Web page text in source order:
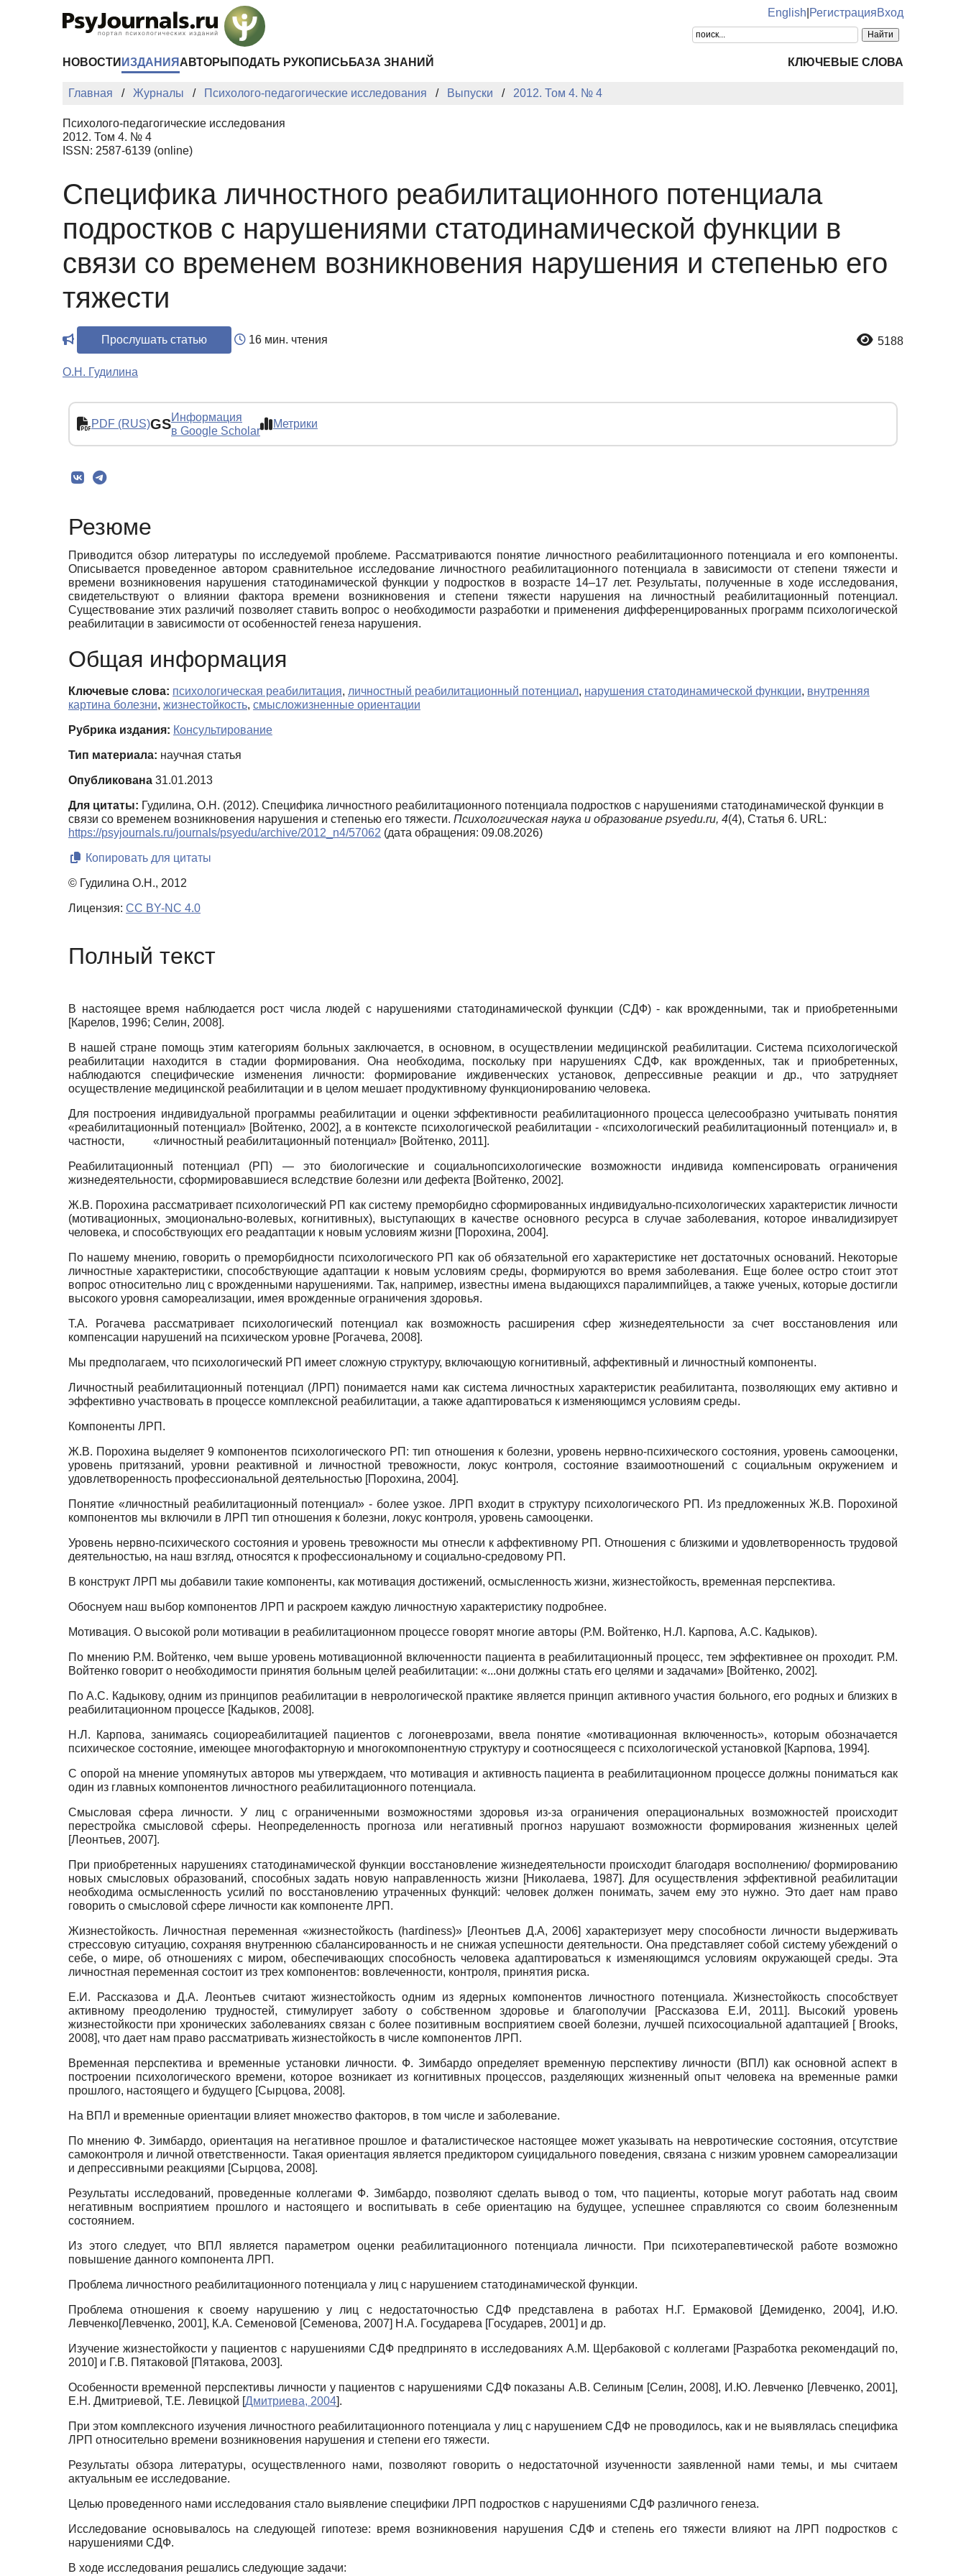
English РегистрацияВход
НОВОСТИ ИЗДАНИЯ АВТОРЫ ПОДАТЬ РУКОПИСЬ БАЗА ЗНАНИЙ КЛЮЧЕВЫЕ СЛОВА
Главная Журналы Психолого-педагогические исследования Выпуски 2012. Том 4. № 4
Психолого-педагогические исследования
2012. Том 4. № 4
ISSN: 2587-6139 (online)
Специфика личностного реабилитационного потенциала
подростков с нарушениями статодинамической функции в
связи со временем возникновения нарушения и степенью его
тяжести
Прослушать статью 16 мин. чтения 5188
О.Н. Гудилина
PDF (RUS)GSИнформация
в Google Scholar
Метрики
Резюме
Приводится обзор литературы по исследуемой проблеме. Рассматриваются понятие личностного реабилитационного потенциала и его компоненты.
Описывается проведенное автором сравнительное исследование личностного реабилитационного потенциала в зависимости от степени тяжести и
времени возникновения нарушения статодинамической функции у подростков в возрасте 14–17 лет. Результаты, полученные в ходе исследования,
свидетельствуют о влиянии фактора времени возникновения и степени тяжести нарушения на личностный реабилитационный потенциал.
Существование этих различий позволяет ставить вопрос о необходимости разработки и применения дифференцированных программ психологической
реабилитации в зависимости от особенностей генеза нарушения.
Общая информация
Ключевые слова: психологическая реабилитация, личностный реабилитационный потенциал, нарушения статодинамической функции, внутренняя
картина болезни, жизнестойкость, смысложизненные ориентации
Рубрика издания: Консультирование
Тип материала: научная статья
Опубликована 31.01.2013
Для цитаты: Гудилина, О.Н. (2012). Специфика личностного реабилитационного потенциала подростков с нарушениями статодинамической функции в
связи со временем возникновения нарушения и степенью его тяжести. Психологическая наука и образование psyedu.ru, 4(4), Статья 6. URL:
https://psyjournals.ru/journals/psyedu/archive/2012_n4/57062 (дата обращения: 09.08.2026)
Копировать для цитаты
© Гудилина О.Н., 2012
Лицензия: CC BY-NC 4.0
Полный текст
В настоящее время наблюдается рост числа людей с нарушениями статодинамической функции (СДФ) - как врожденными, так и приобретенными
[Карелов, 1996; Селин, 2008].
В нашей стране помощь этим категориям больных заключается, в основном, в осуществлении медицинской реабилитации. Система психологической
реабилитации находится в стадии формирования. Она необходима, поскольку при нарушениях СДФ, как врожденных, так и приобретенных,
наблюдаются специфические изменения личности: формирование иждивенческих установок, депрессивные реакции и др., что затрудняет
осуществление медицинской реабилитации и в целом мешает продуктивному функционированию человека.
Для построения индивидуальной программы реабилитации и оценки эффективности реабилитационного процесса целесообразно учитывать понятия
«реабилитационный потенциал» [Войтенко, 2002], а в контексте психологической реабилитации - «психологический реабилитационный потенциал» и, в
частности, «личностный реабилитационный потенциал» [Войтенко, 2011].
Реабилитационный потенциал (РП) — это биологические и социально­психологические возможности индивида компенсировать ограничения
жизнедеятельности, сформировавшиеся вследствие болезни или дефекта [Войтенко, 2002].
Ж.В. Порохина рассматривает психологический РП как систему преморбидно сформированных индивидуально-психологических характеристик личности
(мотивационных, эмоционально-волевых, когнитивных), выступающих в качестве основного ресурса в случае заболевания, которое инвалидизирует
человека, и способствующих его реадаптации к новым условиям жизни [Порохина, 2004].
По нашему мнению, говорить о преморбидности психологического РП как об обязательной его характеристике нет достаточных оснований. Некоторые
личностные характеристики, способствующие адаптации к новым условиям среды, формируются во время заболевания. Еще более остро стоит этот
вопрос относительно лиц с врожденными нарушениями. Так, например, известны имена выдающихся паралимпийцев, а также ученых, которые достигли
высокого уровня самореализации, имея врожденные ограничения здоровья.
Т.А. Рогачева рассматривает психологический потенциал как возможность расширения сфер жизнедеятельности за счет восстановления или
компенсации нарушений на психическом уровне [Рогачева, 2008].
Мы предполагаем, что психологический РП имеет сложную структуру, включающую когнитивный, аффективный и личностный компоненты.
Личностный реабилитационный потенциал (ЛРП) понимается нами как система личностных характеристик реабилитанта, позволяющих ему активно и
эффективно участвовать в процессе комплексной реабилитации, а также адаптироваться к изменяющимся условиям среды.
Компоненты ЛРП.
Ж.В. Порохина выделяет 9 компонентов психологического РП: тип отношения к болезни, уровень нервно-психического состояния, уровень самооценки,
уровень притязаний, уровни реактивной и личностной тревожности, локус контроля, состояние взаимоотношений с социальным окружением и
удовлетворенность профессиональной деятельностью [Порохина, 2004].
Понятие «личностный реабилитационный потенциал» - более узкое. ЛРП входит в структуру психологического РП. Из предложенных Ж.В. Порохиной
компонентов мы включили в ЛРП тип отношения к болезни, локус контроля, уровень самооценки.
Уровень нервно-психического состояния и уровень тревожности мы отнесли к аффективному РП. Отношения с близкими и удовлетворенность трудовой
деятельностью, на наш взгляд, относятся к профессиональному и социально-средовому РП.
В конструкт ЛРП мы добавили такие компоненты, как мотивация достижений, осмысленность жизни, жизнестойкость, временная перспектива.
Обоснуем наш выбор компонентов ЛРП и раскроем каждую личностную характеристику подробнее.
Мотивация. О высокой роли мотивации в реабилитационном процессе говорят многие авторы (Р.М. Войтенко, Н.Л. Карпова, А.С. Кадыков).
По мнению Р.М. Войтенко, чем выше уровень мотивационной включенности пациента в реабилитационный процесс, тем эффективнее он проходит. Р.М.
Войтенко говорит о необходимости принятия больным целей реабилитации: «...они должны стать его целями и задачами» [Войтенко, 2002].
По А.С. Кадыкову, одним из принципов реабилитации в неврологической практике является принцип активного участия больного, его родных и близких в
реабилитационном процессе [Кадыков, 2008].
Н.Л. Карпова, занимаясь социореабилитацией пациентов с логоневрозами, ввела понятие «мотивационная включенность», которым обозначается
психическое состояние, имеющее многофакторную и многокомпонентную структуру и соотносящееся с психологической установкой [Карпова, 1994].
С опорой на мнение упомянутых авторов мы утверждаем, что мотивация и активность пациента в реабилитационном процессе должны пониматься как
один из главных компонентов личностного реабилитационного потенциала.
Смысловая сфера личности. У лиц с ограниченными возможностями здоровья из-за ограничения операциональных возможностей происходит
перестройка смысловой сферы. Неопределенность прогноза или негативный прогноз нарушают возможности формирования жизненных целей
[Леонтьев, 2007].
При приобретенных нарушениях статодинамической функции восстановление жизнедеятельности происходит благодаря восполнению/ формированию
новых смысловых образований, способных задать новую направленность жизни [Николаева, 1987]. Для осуществления эффективной реабилитации
необходима осмысленность усилий по восстановлению утраченных функций: человек должен понимать, зачем ему это нужно. Это дает нам право
говорить о смысловой сфере личности как компоненте ЛРП.
Жизнестойкость. Личностная переменная «жизнестойкость (hardiness)» [Леонтьев Д.А, 2006] характеризует меру способности личности выдерживать
стрессовую ситуацию, сохраняя внутреннюю сбалансированность и не снижая успешности деятельности. Она представляет собой систему убеждений о
себе, о мире, об отношениях с миром, обеспечивающих способность человека адаптироваться к изменяющимся условиям окружающей среды. Эта
личностная переменная состоит из трех компонентов: вовлеченности, контроля, принятия риска.
Е.И. Рассказова и Д.А. Леонтьев считают жизнестойкость одним из ядерных компонентов личностного потенциала. Жизнестойкость способствует
активному преодолению трудностей, стимулирует заботу о собственном здоровье и благополучии [Рассказова Е.И, 2011]. Высокий уровень
жизнестойкости при хронических заболеваниях связан с более позитивным восприятием своей болезни, лучшей психосоциальной адаптацией [Brooks,
2008], что дает нам право рассматривать жизнестойкость в числе компонентов ЛРП.
Временная перспектива и временные установки личности. Ф. Зимбардо определяет временную перспективу личности (ВПЛ) как основной аспект в
построении психологического времени, которое возникает из когнитивных процессов, разделяющих жизненный опыт человека на временные рамки
прошлого, настоящего и будущего [Сырцова, 2008].
На ВПЛ и временные ориентации влияет множество факторов, в том числе и заболевание.
По мнению Ф. Зимбардо, ориентация на негативное прошлое и фаталистическое настоящее может указывать на невротические состояния, отсутствие
самоконтроля и личной ответственности. Такая ориентация является предиктором суицидального поведения, связана с низким уровнем самореализации
и депрессивными реакциями [Сырцова, 2008].
Результаты исследований, проведенные коллегами Ф. Зимбардо, позволяют сделать вывод о том, что пациенты, которые могут работать над своим
негативным восприятием прошлого и настоящего и воспитывать в себе ориентацию на будущее, успешнее справляются со своим болезненным
состоянием.
Из этого следует, что ВПЛ является параметром оценки реабилитационного потенциала личности. При психотерапевтической работе возможно
повышение данного компонента ЛРП.
Проблема личностного реабилитационного потенциала у лиц с нарушением статодинамической функции.
Проблема отношения к своему нарушению у лиц с недостаточностью СДФ представлена в работах Н.Г. Ермаковой [Демиденко, 2004], И.Ю.
Левченко[Левченко, 2001], К.А. Семеновой [Семенова, 2007] Н.А. Государева [Государев, 2001] и др.
Изучение жизнестойкости у пациентов с нарушениями СДФ предпринято в исследованиях А.М. Щербаковой с коллегами [Разработка рекомендаций по,
2010] и Г.В. Пятаковой [Пятакова, 2003].
Особенности временной перспективы личности у пациентов с нарушениями СДФ показаны А.В. Селиным [Селин, 2008], И.Ю. Левченко [Левченко, 2001],
Е.Н. Дмитриевой, Т.Е. Левицкой [Дмитриева, 2004].
При этом комплексного изучения личностного реабилитационного потенциала у лиц с нарушением СДФ не проводилось, как и не выявлялась специфика
ЛРП относительно времени возникновения нарушения и степени его тяжести.
Результаты обзора литературы, осуществленного нами, позволяют говорить о недостаточной изученности заявленной нами темы, и мы считаем
актуальным ее исследование.
Целью проведенного нами исследования стало выявление специфики ЛРП подростков с нарушениями СДФ различного генеза.
Исследование основывалось на следующей гипотезе: время возникновения нарушения СДФ и степень его тяжести влияют на ЛРП подростков с
нарушениями СДФ.
В ходе исследования решались следующие задачи: